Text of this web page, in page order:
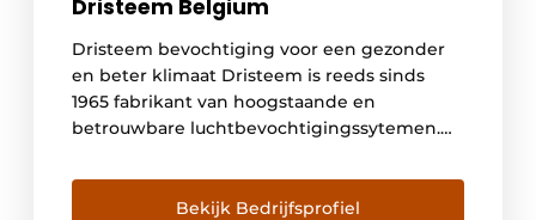
Dristeem Belgium
Dristeem bevochtiging voor een gezonder
en beter klimaat Dristeem is reeds sinds
1965 fabrikant van hoogstaande en
betrouwbare luchtbevochtigingssytemen.
dienstverlening met een gamma van
kwaliteitsvolle producten voor een optimale
Bekijk Bedrijfsprofiel